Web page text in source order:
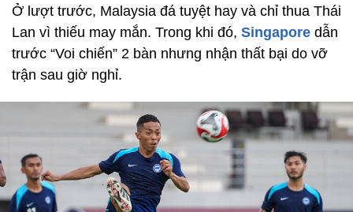
Ở lượt trước, Malaysia đá tuyệt hay và chỉ thua Thái
Lan vì thiếu may mắn. Trong khi đó, Singapore dẫn
trước “Voi chiến” 2 bàn nhưng nhận thất bại do vỡ
trận sau giờ nghỉ.